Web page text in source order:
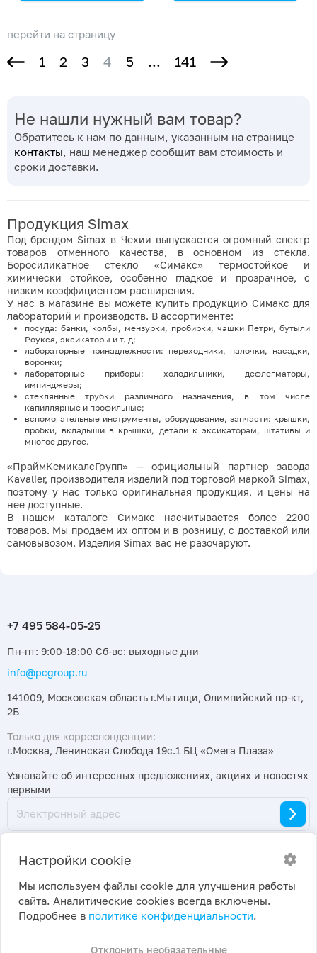
перейти на страницу
1 2 3 4 5 ... 141
Не нашли нужный вам товар?
Обратитесь к нам по данным, указанным на странице
контакты, наш менеджер сообщит вам стоимость и
сроки доставки.
Продукция Simax
Под брендом Simax в Чехии выпускается огромный спектр
товаров отменного качества, в основном из стекла.
Боросиликатное стекло «Симакс» термостойкое и
химически стойкое, особенно гладкое и прозрачное, с
низким коэффициентом расширения.
У нас в магазине вы можете купить продукцию Симакс для
лабораторий и производств. В ассортименте:
посуда: банки, колбы, мензурки, пробирки, чашки Петри, бутыли
Роукса, эксикаторы и т. д;
лабораторные принадлежности: переходники, палочки, насадки,
воронки;
лабораторные приборы: холодильники, дефлегматоры,
импинджеры;
стеклянные трубки различного назначения, в том числе
капиллярные и профильные;
вспомогательные инструменты, оборудование, запчасти: крышки,
пробки, вкладыши в крышки, детали к эксикаторам, штативы и
многое другое.
«ПраймКемикалсГрупп» — официальный партнер завода
Kavalier, производителя изделий под торговой маркой Simax,
поэтому у нас только оригинальная продукция, и цены на
нее доступные.
В нашем каталоге Симакс насчитывается более 2200
товаров. Мы продаем их оптом и в розницу, с доставкой или
самовывозом. Изделия Simax вас не разочаруют.
Пн-пт: 9:00-18:00 Сб-вс: выходные дни
info@pcgroup.ru
141009, Московская область г.Мытищи, Олимпийский пр-кт,
2Б
Только для корреспонденции:
г.Москва, Ленинская Слобода 19с.1 БЦ «Омега Плаза»
Узнавайте об интересных предложениях, акциях и новостях
первыми
2026 ©
ПраймКемикалсГрупп
Политика конфиденциальности
Настройки cookie
Настройки cookie
Мы используем файлы cookie для улучшения работы
сайта. Аналитические cookies всегда включены.
Подробнее в политике конфиденциальности.
Отклонить необязательные